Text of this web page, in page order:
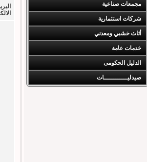
مجمعات صناعية
شركات استثمارية
أثاث خشبي ومعدني
خدمات عامة
الدليل الحكومى
صيدليــــــــــــات